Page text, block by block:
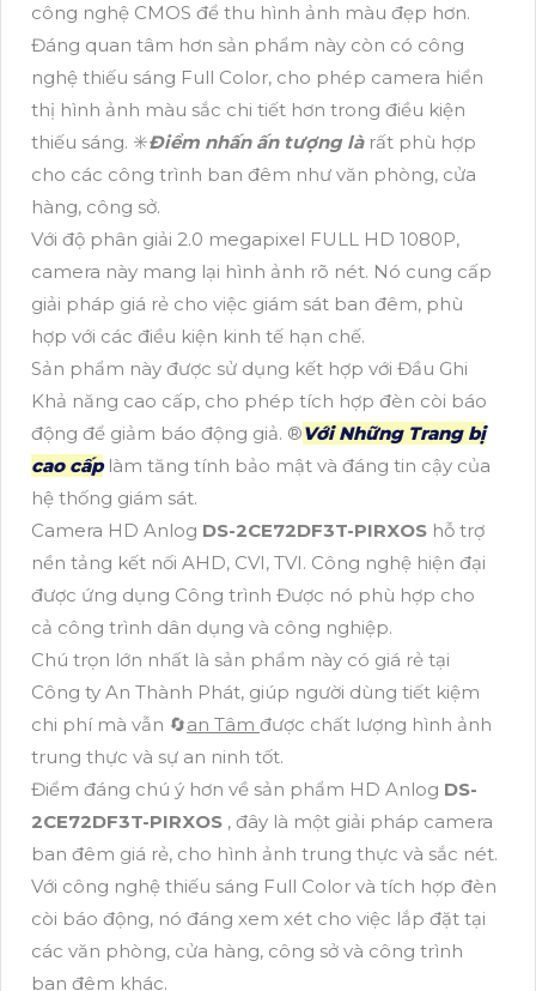
công nghệ CMOS để thu hình ảnh màu đẹp hơn.
Đáng quan tâm hơn sản phẩm này còn có công
nghệ thiếu sáng Full Color, cho phép camera hiển
thị hình ảnh màu sắc chi tiết hơn trong điều kiện
thiếu sáng. ✳️Điểm nhấn ấn tượng làrất phù hợp
cho các công trình ban đêm như văn phòng, cửa
hàng, công sở.
Với độ phân giải 2.0 megapixel FULL HD 1080P,
camera này mang lại hình ảnh rõ nét. Nó cung cấp
giải pháp giá rẻ cho việc giám sát ban đêm, phù
hợp với các điều kiện kinh tế hạn chế.
Sản phẩm này được sử dụng kết hợp với Đầu Ghi
Khả năng cao cấp, cho phép tích hợp đèn còi báo
động để giảm báo động giả. ®️Với Những Trang bị
cao cấplàm tăng tính bảo mật và đáng tin cậy của
hệ thống giám sát.
Camera HD Anlog DS-2CE72DF3T-PIRXOS hỗ trợ
nền tảng kết nối AHD, CVI, TVI. Công nghệ hiện đại
được ứng dụng Công trình Được nó phù hợp cho
cả công trình dân dụng và công nghiệp.
Chú trọn lớn nhất là sản phẩm này có giá rẻ tại
Công ty An Thành Phát, giúp người dùng tiết kiệm
chi phí mà vẫn 🔄an Tâm được chất lượng hình ảnh
trung thực và sự an ninh tốt.
Điểm đáng chú ý hơn về sản phẩm HD Anlog DS-
2CE72DF3T-PIRXOS , đây là một giải pháp camera
ban đêm giá rẻ, cho hình ảnh trung thực và sắc nét.
Với công nghệ thiếu sáng Full Color và tích hợp đèn
còi báo động, nó đáng xem xét cho việc lắp đặt tại
các văn phòng, cửa hàng, công sở và công trình
ban đêm khác.